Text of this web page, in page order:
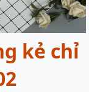
kẻ chỉ